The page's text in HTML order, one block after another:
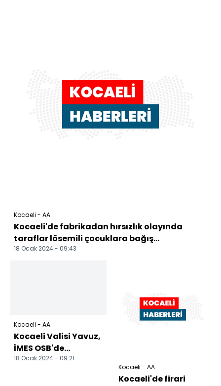
Kocaeli - AA
Kocaeli'de fabrikadan hırsızlık olayında
taraflar lösemili çocuklara bağış...
18 Ocak 2024 - 09:43
Kocaeli - AA
Kocaeli Valisi Yavuz,
İMES OSB'de
incelemelerde
18 Ocak 2024 - 09:21
Kocaeli - AA
Kocaeli'de firari